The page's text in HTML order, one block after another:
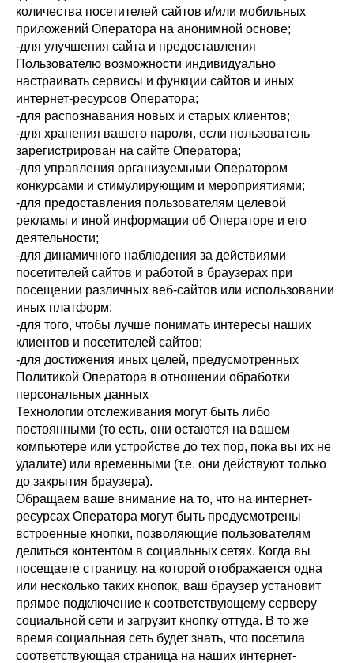
количества посетителей сайтов и/или мобильных
приложений Оператора на анонимной основе;
-для улучшения сайта и предоставления
Пользователю возможности индивидуально
настраивать сервисы и функции сайтов и иных
интернет-ресурсов Оператора;
-для распознавания новых и старых клиентов;
-для хранения вашего пароля, если пользователь
зарегистрирован на сайте Оператора;
-для управления организуемыми Оператором
конкурсами и стимулирующим и мероприятиями;
-для предоставления пользователям целевой
рекламы и иной информации об Операторе и его
деятельности;
-для динамичного наблюдения за действиями
посетителей сайтов и работой в браузерах при
посещении различных веб-сайтов или использовании
иных платформ;
-для того, чтобы лучше понимать интересы наших
клиентов и посетителей сайтов;
-для достижения иных целей, предусмотренных
Политикой Оператора в отношении обработки
персональных данных
Технологии отслеживания могут быть либо
постоянными (то есть, они остаются на вашем
компьютере или устройстве до тех пор, пока вы их не
удалите) или временными (т.е. они действуют только
до закрытия браузера).
Обращаем ваше внимание на то, что на интернет-
ресурсах Оператора могут быть предусмотрены
встроенные кнопки, позволяющие пользователям
делиться контентом в социальных сетях. Когда вы
посещаете страницу, на которой отображается одна
или несколько таких кнопок, ваш браузер установит
прямое подключение к соответствующему серверу
социальной сети и загрузит кнопку оттуда. В то же
время социальная сеть будет знать, что посетила
соответствующая страница на наших интернет-